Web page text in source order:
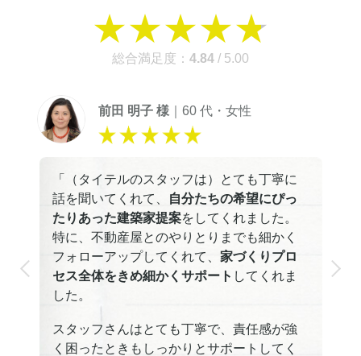
総合満足度： 4.84 / 5.00
前田 明子 様｜60 代・女性
「（タイテルのスタッフは）とても丁寧に
話を聞いてくれて、
自分たちの希望にぴっ
たりあった建築家提案をしてくれました。
特に、不動産屋とのやりとりまでも細かく
フォローアップしてくれて、 家づくりプロ
セス全体をきめ細かくサポート してくれま
した。
スタッフさんはとても丁寧で、責任感が強
く困ったときもしっかりとサポートしてく